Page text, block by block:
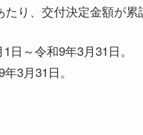
たり、交付決定金額が
日～令和9年3月31日。
3月31日。